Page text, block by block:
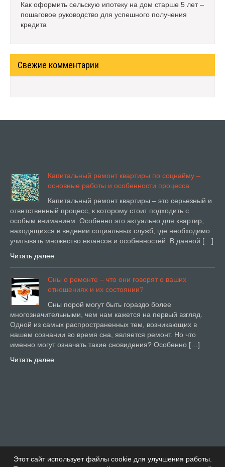
Как оформить сельскую ипотеку на дом старше 5 лет –
пошаговое руководство для успешного получения
кредита
Свежие комментарии
Этот сайт использует файлы cookie для улучшения работы.
Капитальный ремонт квартиры по соцнайму –
основные работы и особенности процесса
Капитальный ремонт квартиры – это серьезный и
ответственный процесс, к которому стоит подходить с
особым вниманием. Особенно это актуально для квартир,
находящихся в ведении социальных служб, где необходимо
учитывать множество нюансов и особенностей. В данной […]
Читать далее
Сны о ремонте – что они говорят о ваших
отношениях и их состоянии?
Сны порой могут быть гораздо более
многозначительными, чем нам кажется на первый взгляд.
Одной из самых распространенных тем, возникающих в
нашем сознании во время сна, является ремонт. Но что
именно могут означать такие сновидения? Особенно […]
Читать далее